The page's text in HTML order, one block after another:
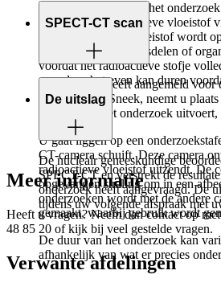
Ter voorbereiding op het
hoeveelheid radioactieve vloeistof
toegediend. Deze vloeistof wordt
onderzoeken lichaamsdelen of
voordat het radioactieve stofje
waardoor het even kan duren
SPECT-CT scan
Nadat u zich heeft aangemeld voor
ziekenhuis in Sneek, neemt u
laborant die het onderzoek
U gaat liggen op een
CT-camera schuift. Deze camera
radioactieve vloeistof uitzendt. De
opgevangen straling om in een
onderzoeken wordt met de andere
gemaakt, waarbij gebruik wordt
De duur van het onderzoek kan
afhankelijk van wat er precies
De uitslag
De nucleair geneeskundige
SPECT-CT en verstrekt de
onderzoek heeft aangevraagd. De
tijdens uw volgende afspraak met
Meer informatie
Heeft u vragen? Neem dan contact op
48 85 20 of kijk bij veel gestelde vragen.
Verwante afdelingen